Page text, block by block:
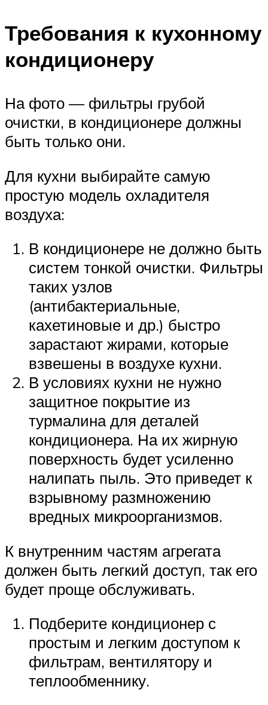
Требования к кухонному
кондиционеру
На фото — фильтры грубой
очистки, в кондиционере должны
быть только они.
Для кухни выбирайте самую
простую модель охладителя
воздуха:
В кондиционере не должно быть
систем тонкой очистки. Фильтры
таких узлов
(антибактериальные,
кахетиновые и др.) быстро
зарастают жирами, которые
взвешены в воздухе кухни.
В условиях кухни не нужно
защитное покрытие из
турмалина для деталей
кондиционера. На их жирную
поверхность будет усиленно
налипать пыль. Это приведет к
взрывному размножению
вредных микроорганизмов.
К внутренним частям агрегата
должен быть легкий доступ, так его
будет проще обслуживать.
Подберите кондиционер с
простым и легким доступом к
фильтрам, вентилятору и
теплообменнику.